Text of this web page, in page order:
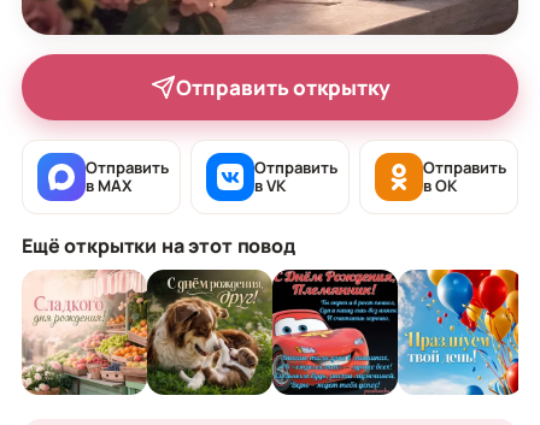
Отправить открытку
Отправить
в MAX
Отправить
в VK
Отправить
в OK
Ещё открытки на этот повод